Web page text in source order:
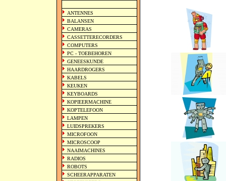
ANTENNES
BALANSEN
CAMERAS
CASSETTERECORDERS
COMPUTERS
PC - TOEBEHOREN
GENEESKUNDE
HAARDROGERS
KABELS
KEUKEN
KEYBOARDS
KOPIEERMACHINE
KOPTELEFOON
LAMPEN
LUIDSPREKERS
MICROFOON
MICROSCOOP
NAAIMACHINES
RADIOS
ROBOTS
SCHEERAPPARATEN